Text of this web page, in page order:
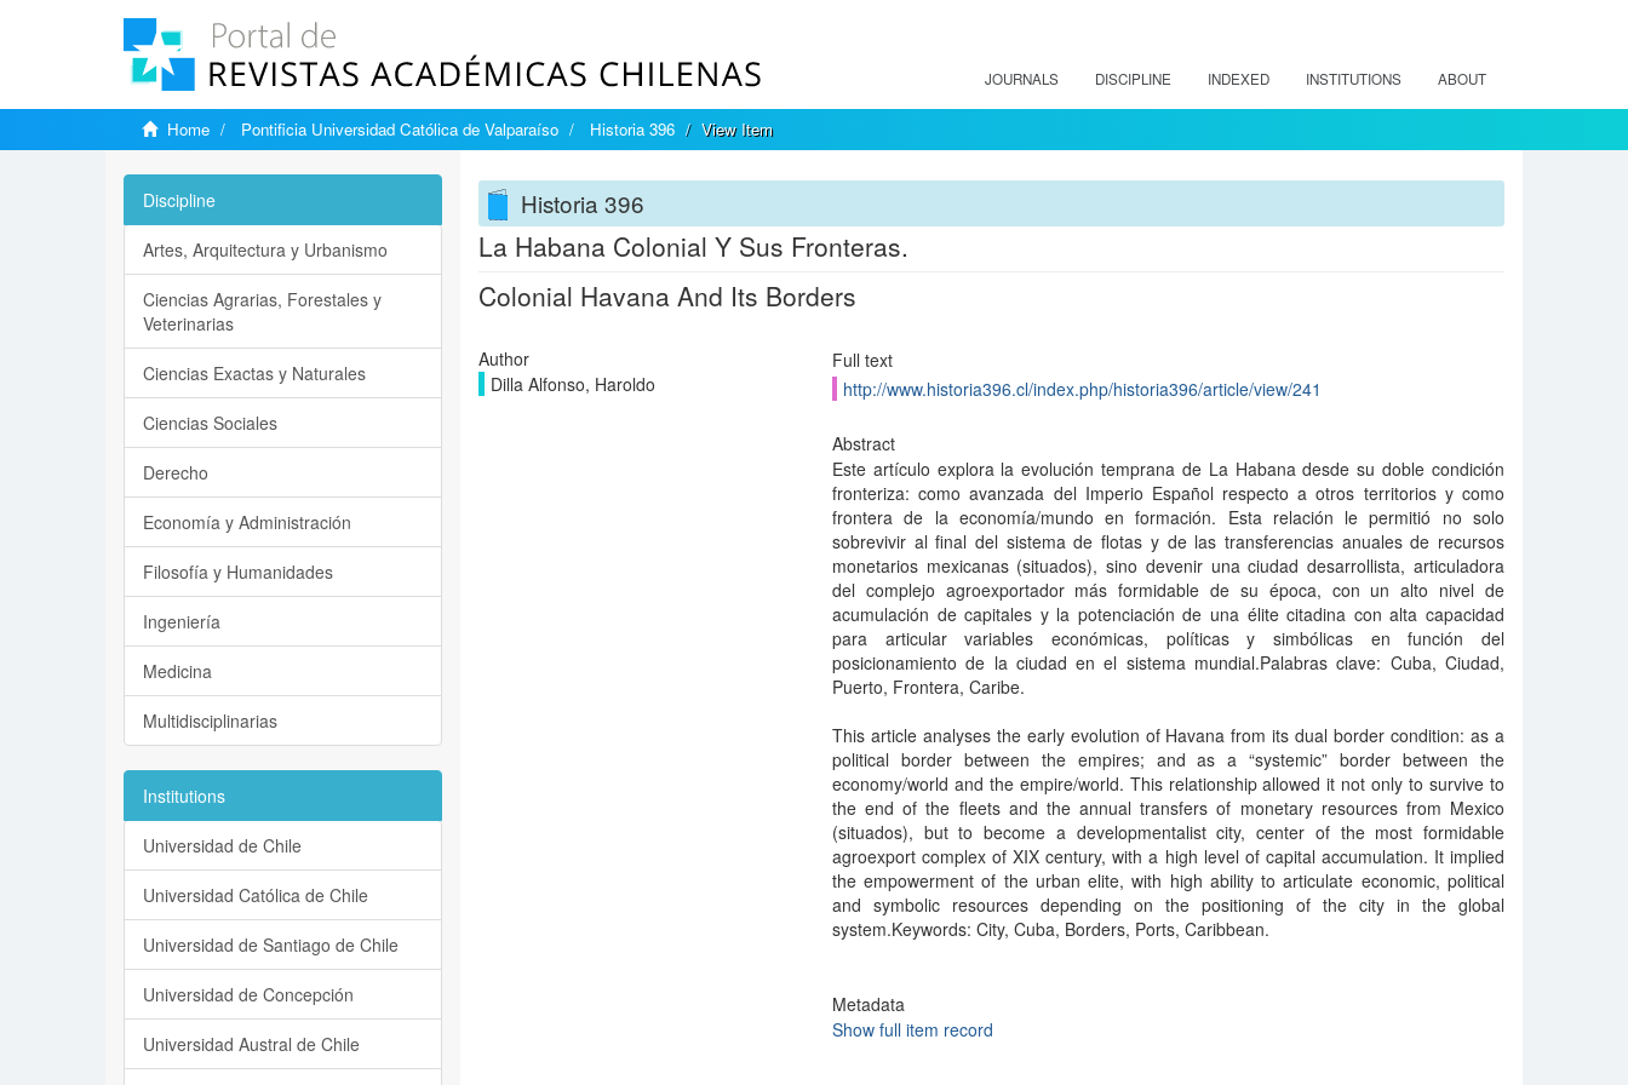
JOURNALS DISCIPLINE INDEXED INSTITUTIONS ABOUT
Home Pontificia Universidad Católica de Valparaíso Historia 396 View Item
Historia 396
La Habana Colonial Y Sus Fronteras.
Colonial Havana And Its Borders
Author
Dilla Alfonso, Haroldo
Full text
http://www.historia396.cl/index.php/historia396/article/view/241
Abstract
Este artículo explora la evolución temprana de La Habana desde su doble condición
fronteriza: como avanzada del Imperio Español respecto a otros territorios y como
frontera de la economía/mundo en formación. Esta relación le permitió no solo
sobrevivir al final del sistema de flotas y de las transferencias anuales de recursos
monetarios mexicanas (situados), sino devenir una ciudad desarrollista, articuladora
del complejo agroexportador más formidable de su época, con un alto nivel de
acumulación de capitales y la potenciación de una élite citadina con alta capacidad
para articular variables económicas, políticas y simbólicas en función del
posicionamiento de la ciudad en el sistema mundial.Palabras clave: Cuba, Ciudad,
Puerto, Frontera, Caribe.
This article analyses the early evolution of Havana from its dual border condition: as a
political border between the empires; and as a “systemic” border between the
economy/world and the empire/world. This relationship allowed it not only to survive to
the end of the fleets and the annual transfers of monetary resources from Mexico
(situados), but to become a developmentalist city, center of the most formidable
agroexport complex of XIX century, with a high level of capital accumulation. It implied
the empowerment of the urban elite, with high ability to articulate economic, political
and symbolic resources depending on the positioning of the city in the global
system.Keywords: City, Cuba, Borders, Ports, Caribbean.
Metadata
Show full item record
Discipline
Artes, Arquitectura y Urbanismo
Ciencias Agrarias, Forestales y
Veterinarias
Ciencias Exactas y Naturales
Ciencias Sociales
Derecho
Economía y Administración
Filosofía y Humanidades
Ingeniería
Medicina
Multidisciplinarias
Institutions
Universidad de Chile
Universidad Católica de Chile
Universidad de Santiago de Chile
Universidad de Concepción
Universidad Austral de Chile